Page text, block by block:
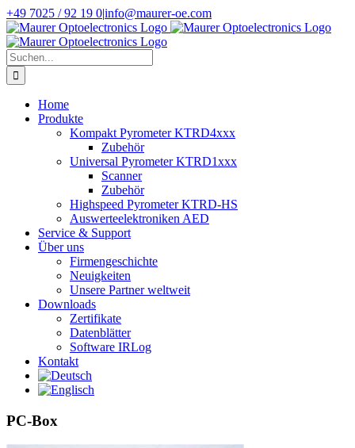
Zum
Inhalt
springen
+49 7025 / 92 19 0|info@maurer-oe.com
Suche
nach:
Home
Produkte
Kompakt Pyrometer KTRD4xxx
Zubehör
Universal Pyrometer KTRD1xxx
Scanner
Zubehör
Highspeed Pyrometer KTRD-HS
Auswerteelektroniken AED
Service & Support
Über uns
Firmengeschichte
Neuigkeiten
Unsere Partner weltweit
Downloads
Zertifikate
Datenblätter
Software IRLog
Kontakt
PC-Box